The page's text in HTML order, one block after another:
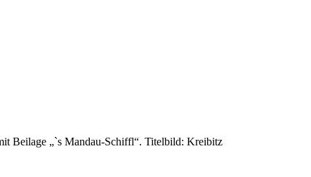
Beilage „`s Mandau-Schiffl“. Titelbild: Kreibitz